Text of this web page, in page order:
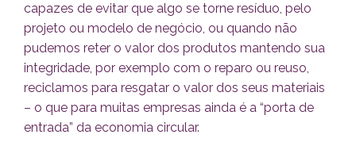
capazes de evitar que algo se torne resíduo, pelo
projeto ou modelo de negócio, ou quando não
pudemos reter o valor dos produtos mantendo sua
integridade, por exemplo com o reparo ou reuso,
reciclamos para resgatar o valor dos seus materiais
– o que para muitas empresas ainda é a “porta de
entrada” da economia circular.